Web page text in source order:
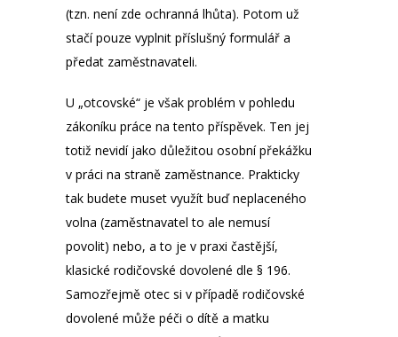
(tzn. není zde ochranná lhůta). Potom už
stačí pouze vyplnit příslušný formulář a
předat zaměstnavateli.
U „otcovské“ je však problém v pohledu
zákoníku práce na tento příspěvek. Ten jej
totiž nevidí jako důležitou osobní překážku
v práci na straně zaměstnance. Prakticky
tak budete muset využít buď neplaceného
volna (zaměstnavatel to ale nemusí
povolit) nebo, a to je v praxi častější,
klasické rodičovské dovolené dle § 196.
Samozřejmě otec si v případě rodičovské
dovolené může péči o dítě a matku